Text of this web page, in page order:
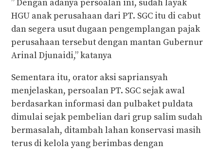
” Dengan adanya persoalan ini, sudah layak
HGU anak perusahaan dari PT. SGC itu di cabut
dan segera usut dugaan pengemplangan pajak
perusahaan tersebut dengan mantan Gubernur
Arinal Djunaidi,” katanya
Sementara itu, orator aksi sapriansyah
menjelaskan, persoalan PT. SGC sejak awal
berdasarkan informasi dan pulbaket puldata
dimulai sejak pembelian dari grup salim sudah
bermasalah, ditambah lahan konservasi masih
terus di kelola yang berimbas dengan